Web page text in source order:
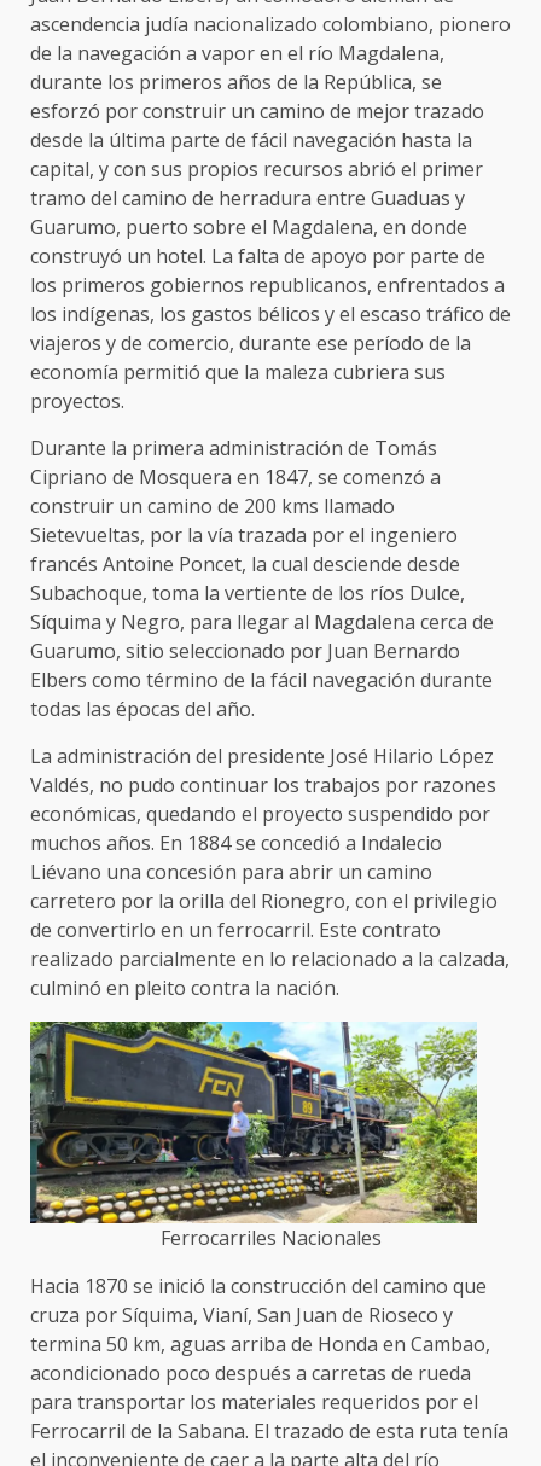
ascendencia judía nacionalizado colombiano, pionero
de la navegación a vapor en el río Magdalena,
durante los primeros años de la República, se
esforzó por construir un camino de mejor trazado
desde la última parte de fácil navegación hasta la
capital, y con sus propios recursos abrió el primer
tramo del camino de herradura entre Guaduas y
Guarumo, puerto sobre el Magdalena, en donde
construyó un hotel. La falta de apoyo por parte de
los primeros gobiernos republicanos, enfrentados a
los indígenas, los gastos bélicos y el escaso tráfico de
viajeros y de comercio, durante ese período de la
economía permitió que la maleza cubriera sus
proyectos.
Durante la primera administración de Tomás
Cipriano de Mosquera en 1847, se comenzó a
construir un camino de 200 kms llamado
Sietevueltas, por la vía trazada por el ingeniero
francés Antoine Poncet, la cual desciende desde
Subachoque, toma la vertiente de los ríos Dulce,
Síquima y Negro, para llegar al Magdalena cerca de
Guarumo, sitio seleccionado por Juan Bernardo
Elbers como término de la fácil navegación durante
todas las épocas del año.
La administración del presidente José Hilario López
Valdés, no pudo continuar los trabajos por razones
económicas, quedando el proyecto suspendido por
muchos años. En 1884 se concedió a Indalecio
Liévano una concesión para abrir un camino
carretero por la orilla del Rionegro, con el privilegio
de convertirlo en un ferrocarril. Este contrato
realizado parcialmente en lo relacionado a la calzada,
culminó en pleito contra la nación.
Ferrocarriles Nacionales
Hacia 1870 se inició la construcción del camino que
cruza por Síquima, Vianí, San Juan de Rioseco y
termina 50 km, aguas arriba de Honda en Cambao,
acondicionado poco después a carretas de rueda
para transportar los materiales requeridos por el
Ferrocarril de la Sabana. El trazado de esta ruta tenía
el inconveniente de caer a la parte alta del río